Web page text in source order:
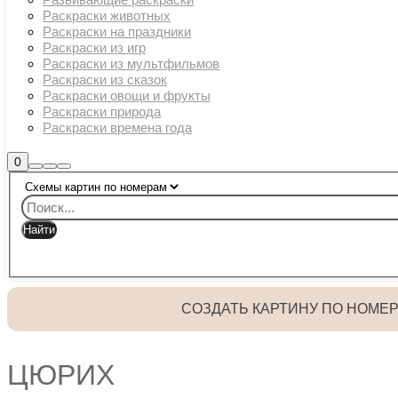
Раскраски животных
Раскраски на праздники
Раскраски из игр
Раскраски из мультфильмов
Раскраски из сказок
Раскраски овощи и фрукты
Раскраски природа
Раскраски времена года
0Боковая
панель
магазина
Найти
Больше
информации
Главное
меню
СОЗДАТЬ КАРТИНУ ПО
ЦЮРИХ